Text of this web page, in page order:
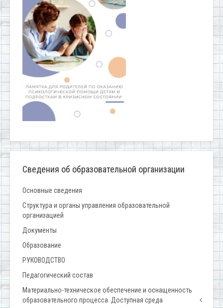
Сведения об образовательной организации
Основные сведения
Структура и органы управления образовательной
организацией
Документы
Образование
РУКОВОДСТВО
Педагогический состав
Материально-техническое обеспечение и оснащенность
образовательного процесса. Доступная среда